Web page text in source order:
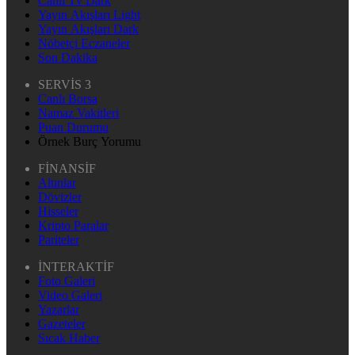
Yayın Akışları Light
Yayın Akışları Dark
Nöbetçi Eczaneler
Son Dakika
SERVİS 3
Canlı Borsa
Namaz Vakitleri
Puan Durumu
Örnek Burç Yorumu
FİNANSİF
Altınlar
Dövizler
Hisseler
Kripto Paralar
Pariteler
İNTERAKTİF
Foto Galeri
Video Galeri
Yazarlar
Gazeteler
Sıcak Haber